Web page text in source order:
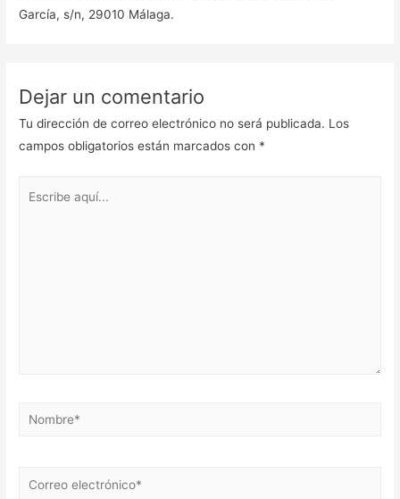
García, s/n, 29010 Málaga.
Dejar un comentario
Tu dirección de correo electrónico no será publicada. Los
campos obligatorios están marcados con *
Nombre*
Correo